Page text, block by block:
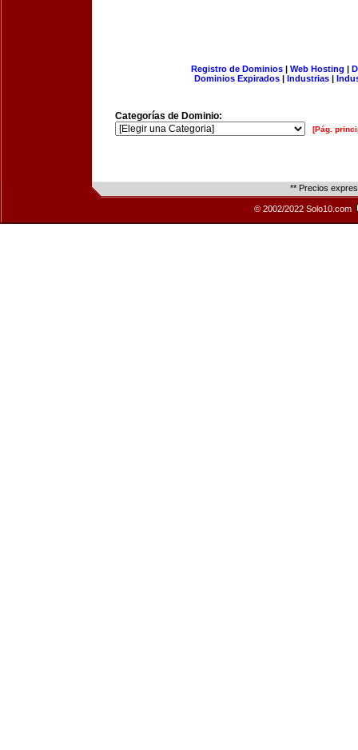
Registro de Dominios| Web Hosting |
Dominios Expirados | Industrias |
Categorías de Dominio:
[Pág.
** Precios
© 2002/2022 Solo10.com